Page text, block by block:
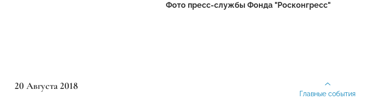
Фото пресс-службы Фонда "Росконгресс"
20 Августа 2018
Главные события